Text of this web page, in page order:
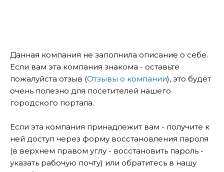
Данная компания не заполнила описание о себе.
Если вам эта компания знакома - оставьте
пожалуйста отзыв (Отзывы о компании), это будет
очень полезно для посетителей нашего
городского портала.
Если эта компания принадлежит вам - получите к
ней доступ через форму восстановления пароля
(в верхнем правом углу - восстановить пароль -
указать рабочую почту) или обратитесь в нашу